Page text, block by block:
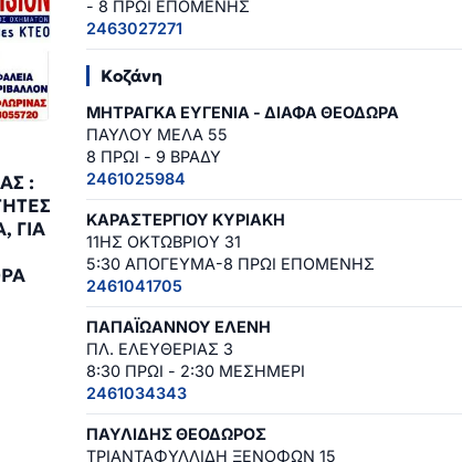
:
ΓΙΑ
- 8 ΠΡΩΙ ΕΠΟΜΕΝΗΣ
2463027271
Κοζάνη
ΜΗΤΡΑΓΚΑ ΕΥΓΕΝΙΑ - ΔΙΑΦΑ ΘΕΟΔΩΡΑ
ΠΑΥΛΟΥ ΜΕΛΑ 55
8 ΠΡΩΙ - 9 ΒΡΑΔΥ
2461025984
ΚΑΡΑΣΤΕΡΓΙΟΥ ΚΥΡΙΑΚΗ
11ΗΣ ΟΚΤΩΒΡΙΟΥ 31
5:30 ΑΠΟΓΕΥΜΑ-8 ΠΡΩΙ ΕΠΟΜΕΝΗΣ
2461041705
ΠΑΠΑΪΩΑΝΝΟΥ ΕΛΕΝΗ
ΠΛ. ΕΛΕΥΘΕΡΙΑΣ 3
8:30 ΠΡΩΙ - 2:30 ΜΕΣΗΜΕΡΙ
2461034343
ΠΑΥΛΙΔΗΣ ΘΕΟΔΩΡΟΣ
ΤΡΙΑΝΤΑΦΥΛΛΙΔΗ ΞΕΝΟΦΩΝ 15